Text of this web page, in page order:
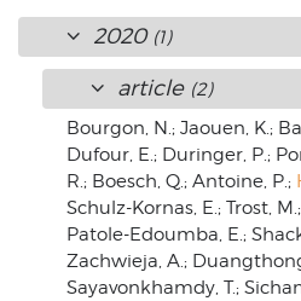
2020 (1)
article (2)
Bourgon, N.; Jaouen, K.;
Dufour, E.; Duringer, P.;
R.; Boesch, Q.; Antoine, P.;
Schulz-Kornas, E.; Trost,
Patole-Edoumba, E.;
Zachwieja, A.;
Sayavonkhamdy, T.;